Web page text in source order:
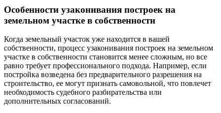
Особенности узаконивания построек на
земельном участке в собственности
Когда земельный участок уже находится в вашей
собственности, процесс узаконивания построек на земельном
участке в собственности становится менее сложным, но все
равно требует профессионального подхода. Например, если
постройка возведена без предварительного разрешения на
строительство, ее могут признать самовольной, что повлечет
необходимость судебного разбирательства или
дополнительных согласований.